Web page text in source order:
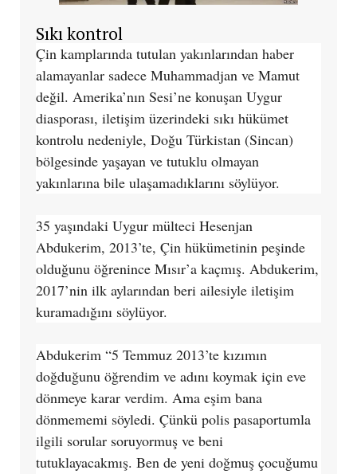
Sıkı kontrol
Çin kamplarında tutulan yakınlarından haber
alamayanlar sadece Muhammadjan ve Mamut
değil. Amerika’nın Sesi’ne konuşan Uygur
diasporası, iletişim üzerindeki sıkı hükümet
kontrolu nedeniyle, Doğu Türkistan (Sincan)
bölgesinde yaşayan ve tutuklu olmayan
yakınlarına bile ulaşamadıklarını söylüyor.
35 yaşındaki Uygur mülteci Hesenjan
Abdukerim, 2013’te, Çin hükümetinin peşinde
olduğunu öğrenince Mısır’a kaçmış. Abdukerim,
2017’nin ilk aylarından beri ailesiyle iletişim
kuramadığını söylüyor.
Abdukerim “5 Temmuz 2013’te kızımın
doğduğunu öğrendim ve adını koymak için eve
dönmeye karar verdim. Ama eşim bana
dönmememi söyledi. Çünkü polis pasaportumla
ilgili sorular soruyormuş ve beni
tutuklayacakmış. Ben de yeni doğmuş çocuğumu